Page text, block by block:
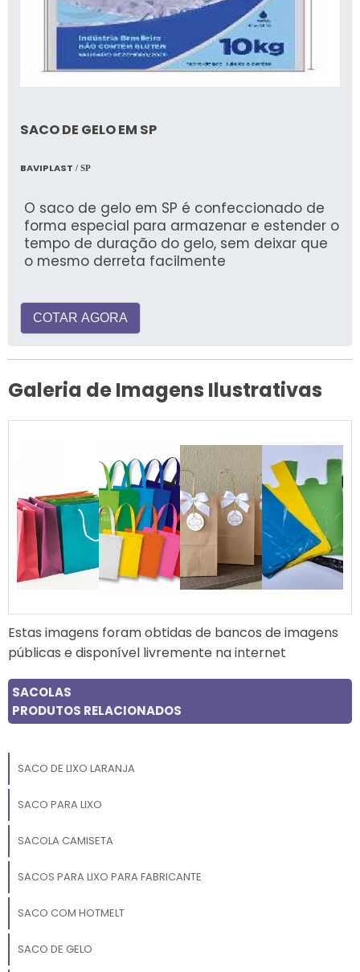
SACO DE GELO EM SP
BAVIPLAST / SP
O saco de gelo em SP é confeccionado de
forma especial para armazenar e estender o
tempo de duração do gelo, sem deixar que
o mesmo derreta facilmente
COTAR AGORA
Galeria de Imagens Ilustrativas
Estas imagens foram obtidas de bancos de imagens
públicas e disponível livremente na internet
SACOLAS
PRODUTOS RELACIONADOS
SACO DE LIXO LARANJA
SACO PARA LIXO
SACOLA CAMISETA
SACOS PARA LIXO PARA FABRICANTE
SACO COM HOTMELT
SACO DE GELO